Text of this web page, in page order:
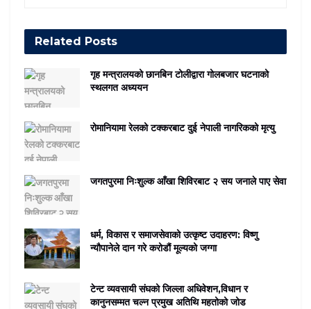
Related Posts
गृह मन्त्रालयको छानबिन टोलीद्वारा गोलबजार घटनाको
स्थलगत अध्ययन
रोमानियामा रेलको टक्करबाट दुई नेपाली नागरिकको मृत्यु
जगतपुरमा निःशुल्क आँखा शिविरबाट २ सय जनाले पाए सेवा
धर्म, विकास र समाजसेवाको उत्कृष्ट उदाहरण: विष्णु
न्यौपानेले दान गरे करोडौं मूल्यको जग्गा
टेन्ट व्यवसायी संघको जिल्ला अधिवेशन,विधान र
कानुनसम्मत चल्न प्रमुख अतिथि महतोको जोड